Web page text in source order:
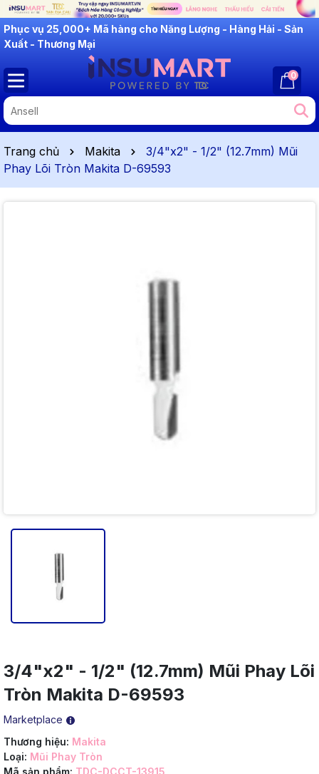
INSUMART: Lắng Nghe - Thấu Hiểu - Cải Tiến
0
Trang chủ Makita
3/4"x2" - 1/2" (12.7mm) Mũi
Phay Lõi Tròn Makita D-69593
3/4"x2" - 1/2" (12.7mm) Mũi Phay Lõi
Tròn Makita D-69593
Marketplace
Thương hiệu: Makita
Loại: Mũi Phay Tròn
Mã sản phẩm: TDC-DCCT-13915